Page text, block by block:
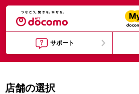
サポート
店舗の選択